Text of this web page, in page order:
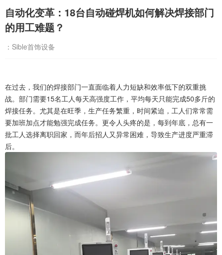
自动化变革：18台自动碰焊机如何解决焊接部门
的用工难题？
：Sible首饰设备
在过去，我们的焊接部门一直面临着人力短缺和效率低下的双重挑
战。部门需要15名工人每天高强度工作，平均每天只能完成50多斤的
焊接任务。尤其是在旺季，生产任务繁重，时间紧迫，工人们常常需
要加班加点才能勉强完成任务。更令人头疼的是，每到年底，总有一
批工人选择离职回家，而年后招人又异常困难，导致生产进度严重滞
后。